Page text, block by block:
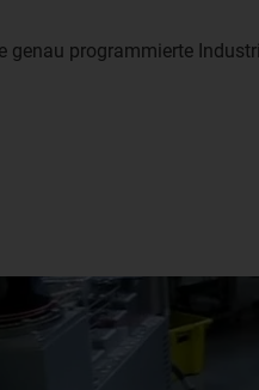
programmierte